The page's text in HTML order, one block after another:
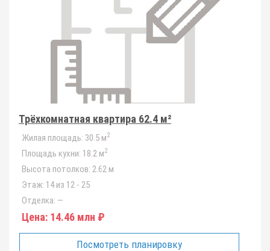
Трёхкомнатная квартира 62.4 м²
Жилая площадь: 30.5 м2
Площадь кухни: 18.2 м2
Высота потолков: 2.62 м
Этаж: 14 из 12 - 25
Отделка: —
Цена: 14.46 млн ₽
Посмотреть планировку